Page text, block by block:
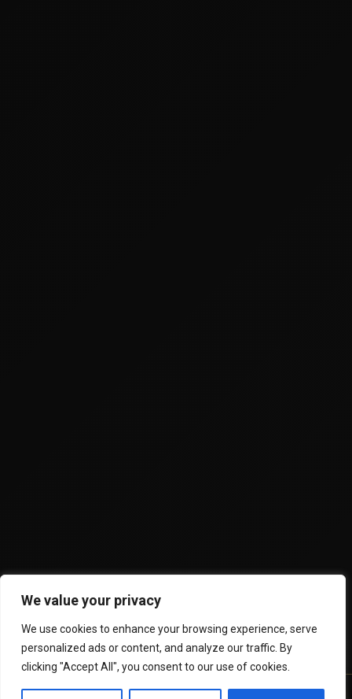
We value your privacy
We use cookies to enhance your browsing experience, serve
personalized ads or content, and analyze our traffic. By
clicking "Accept All", you consent to our use of cookies.